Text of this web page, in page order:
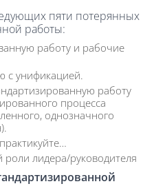
пяти потерянных
работы:
работу и рабочие
с унификацией.
работу
процесса
однозначного
лидера/руководителя